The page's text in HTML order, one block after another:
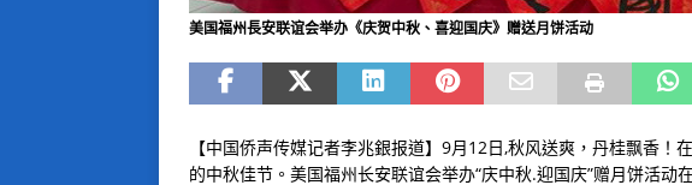
美国福州長安联谊会举办《庆贺中秋、喜迎国庆》赠送月饼活动
【中国侨声传媒记者李兆銀报道】9月12日,秋风送爽，丹桂飘香
的中秋佳节。美国福州长安联谊会举办“庆中秋.迎国庆”赠月饼活动